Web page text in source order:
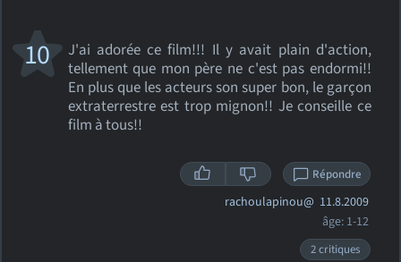
J'ai adorée ce film!!! Il y avait plain d'action,
tellement que mon père ne c'est pas endormi!!
En plus que les acteurs son super bon, le garçon
extraterrestre est trop mignon!! Je conseille ce
film à tous!!
10
Répondre
rachoulapinou@ 11.8.2009
âge: 1-12
2 critiques